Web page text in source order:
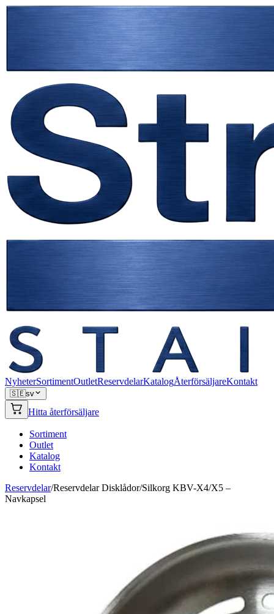
NyheterSortimentOutletReservdelarKatalogÅterförsäljareKontakt
🇸🇪sv
Hitta återförsäljare
Sortiment
Outlet
Katalog
Kontakt
Reservdelar/Reservdelar Disklådor/Silkorg KBV-X4/X5 –
Navkapsel